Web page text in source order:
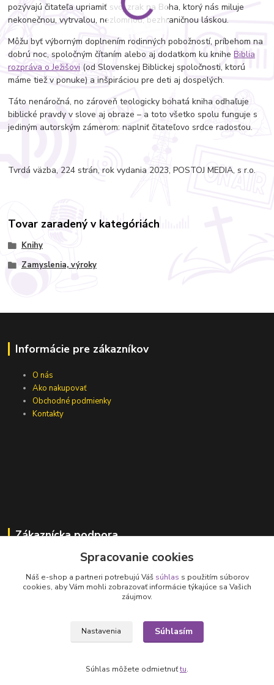
pozývajú čitateľa upriamiť svoj zrak na Boha, ktorý nás miluje
nekonečnou, vytrvalou, nezlomnou, bezhraničnou láskou.
Môžu byť výborným doplnením rodinných pobožností, príbehom na
dobrú noc, spoločným čítaním alebo aj dodatkom ku kniheBiblia
rozpráva o Ježišovi (od Slovenskej Biblickej spoločnosti, ktorú
máme tiež v ponuke) a inšpiráciou pre deti aj dospelých.
Táto nenáročná, no zároveň teologicky bohatá kniha odhaľuje
biblické pravdy v slove aj obraze – a toto všetko spolu funguje s
jediným autorským zámerom: naplniť čitateľovo srdce radosťou.
Tvrdá väzba, 224 strán, rok vydania 2023, POSTOJ MEDIA, s r.o.
Tovar zaradený v kategóriách
Knihy
Zamyslenia, výroky
Informácie pre zákazníkov
O nás
Ako nakupovať
Obchodné podmienky
Kontakty
Zákaznícka podpora
Jana Vajcíková
+421 918 593 760
(Po-Pia, 7:30-15:30 hod.)
Spracovanie cookies
Náš e-shop a partneri potrebujú Váš súhlas s použitím súborov
cookies, aby Vám mohli zobrazovať informácie týkajúce sa Vašich
záujmov.
Nastavenia Súhlasím
Súhlas môžete odmietnuťtu.